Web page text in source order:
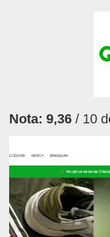
Nota: 9,36 / 10